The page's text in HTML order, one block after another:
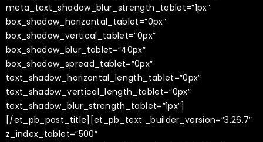
meta_text_shadow_blur_strength_tablet=”1px”
box_shadow_horizontal_tablet=”0px”
box_shadow_vertical_tablet=”0px”
box_shadow_blur_tablet=”40px”
box_shadow_spread_tablet=”0px”
text_shadow_horizontal_length_tablet=”0px”
text_shadow_vertical_length_tablet=”0px”
text_shadow_blur_strength_tablet=”1px”]
[/et_pb_post_title][et_pb_text _builder_version=”3.26.7″
z_index_tablet=”500″